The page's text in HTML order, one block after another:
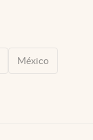
México